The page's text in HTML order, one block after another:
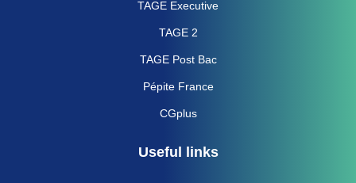
TAGE Executive
TAGE 2
TAGE Post Bac
Pépite France
CGplus
Useful links